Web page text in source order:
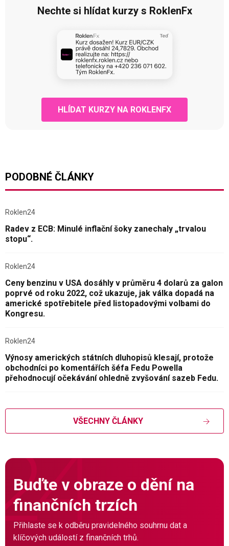
Nechte si hlídat kurzy s RoklenFx
HLÍDAT KURZY NA ROKLENFX
PODOBNÉ ČLÁNKY
Roklen24
Radev z ECB: Minulé inflační šoky zanechaly „trvalou
stopu“.
Roklen24
Ceny benzinu v USA dosáhly v průměru 4 dolarů za galon
poprvé od roku 2022, což ukazuje, jak válka dopadá na
americké spotřebitele před listopadovými volbami do
Kongresu.
Roklen24
Výnosy amerických státních dluhopisů klesají, protože
obchodníci po komentářích šéfa Fedu Powella
přehodnocují očekávání ohledně zvyšování sazeb Fedu.
VŠECHNY ČLÁNKY
Buďte v obraze o dění na
finančních trzích
Přihlaste se k odběru pravidelného souhrnu dat a
klíčových událostí z finančních trhů.